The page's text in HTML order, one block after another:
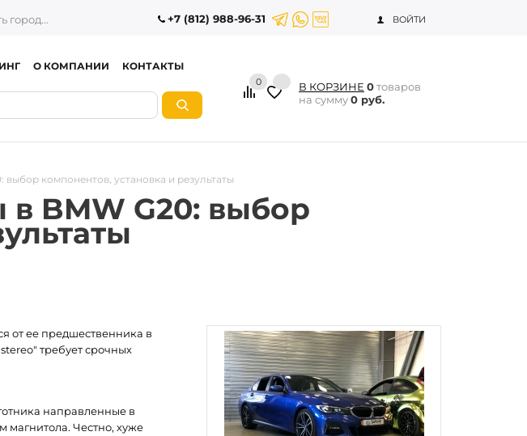
город... +7 (812) 988-96-31 ВОЙТИ
О КОМПАНИИ КОНТАКТЫ
0 В КОРЗИНЕ 0товаров
на сумму0 руб.
компонентов, установка и результаты
BMW G20: выбор
от ее предшественника в
требует срочных
направленные в
магнитола. Честно, хуже